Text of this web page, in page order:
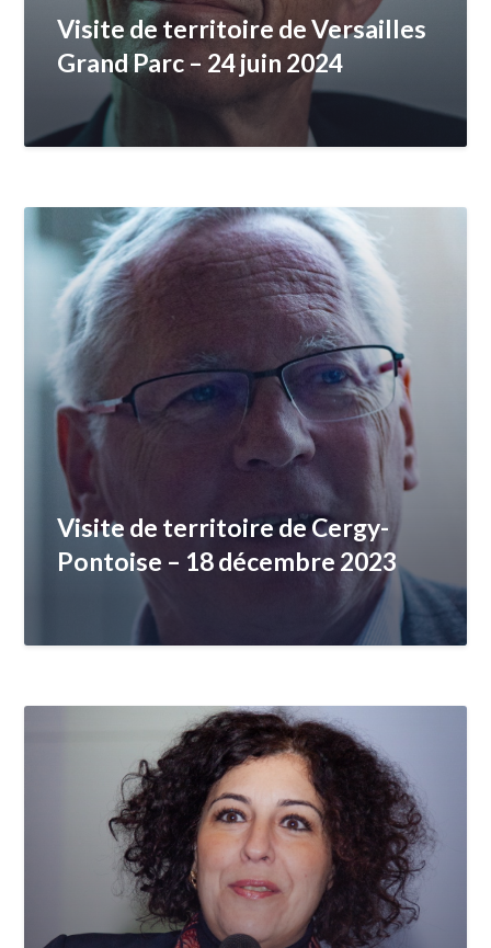
Visite de territoire de Versailles
Grand Parc – 24 juin 2024
Visite de territoire de Cergy-
Pontoise – 18 décembre 2023